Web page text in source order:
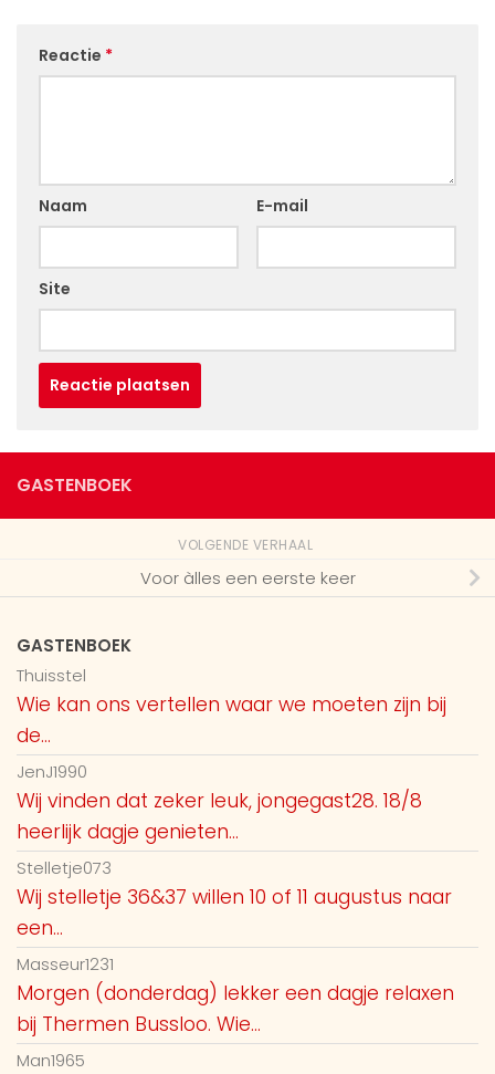
Reactie *
Naam E-mail
Site
GASTENBOEK
VOLGENDE VERHAAL
Voor àlles een eerste keer
GASTENBOEK
Thuisstel
Wie kan ons vertellen waar we moeten zijn bij
de...
JenJ1990
Wij vinden dat zeker leuk, jongegast28. 18/8
heerlijk dagje genieten...
Stelletje073
Wij stelletje 36&37 willen 10 of 11 augustus naar
een...
Masseur1231
Morgen (donderdag) lekker een dagje relaxen
bij Thermen Bussloo. Wie...
Man1965